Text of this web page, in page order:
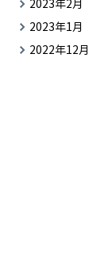
2023年2月
2023年1月
2022年12月